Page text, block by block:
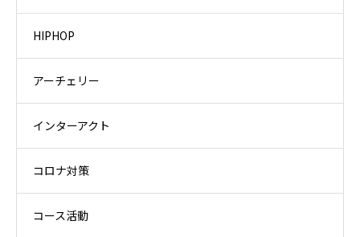
HIPHOP
アーチェリー
インターアクト
コロナ対策
コース活動